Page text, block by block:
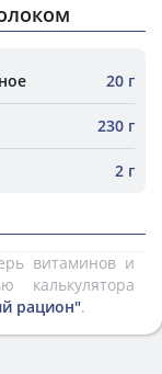
20 г
230 г
2 г
витаминов и
рацион".